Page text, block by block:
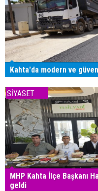
Kahta'da modern ve
SİYASET
MHP Kahta İlçe Başkanı
geldi